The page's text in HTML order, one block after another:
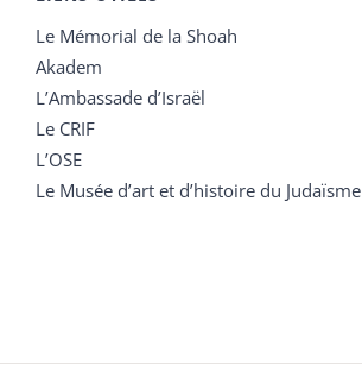
Le Mémorial de la Shoah
Akadem
L’Ambassade d’Israël
Le CRIF
L’OSE
Le Musée d’art et d’histoire du Judaïsme